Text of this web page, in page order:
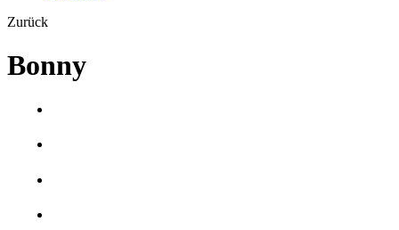
Zurück
Bonny